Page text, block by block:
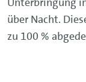
über Nacht.
zu 100 %